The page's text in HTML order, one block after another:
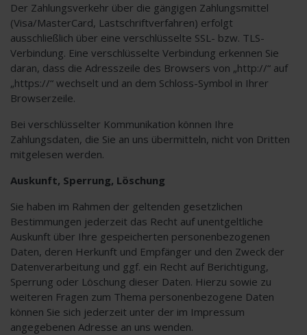
Der Zahlungsverkehr über die gängigen Zahlungsmittel
(Visa/MasterCard, Lastschriftverfahren) erfolgt
ausschließlich über eine verschlüsselte SSL- bzw. TLS-
Verbindung. Eine verschlüsselte Verbindung erkennen Sie
daran, dass die Adresszeile des Browsers von „http://“ auf
„https://“ wechselt und an dem Schloss-Symbol in Ihrer
Browserzeile.
Bei verschlüsselter Kommunikation können Ihre
Zahlungsdaten, die Sie an uns übermitteln, nicht von Dritten
mitgelesen werden.
Auskunft, Sperrung, Löschung
Sie haben im Rahmen der geltenden gesetzlichen
Bestimmungen jederzeit das Recht auf unentgeltliche
Auskunft über Ihre gespeicherten personenbezogenen
Daten, deren Herkunft und Empfänger und den Zweck der
Datenverarbeitung und ggf. ein Recht auf Berichtigung,
Sperrung oder Löschung dieser Daten. Hierzu sowie zu
weiteren Fragen zum Thema personenbezogene Daten
können Sie sich jederzeit unter der im Impressum
angegebenen Adresse an uns wenden.